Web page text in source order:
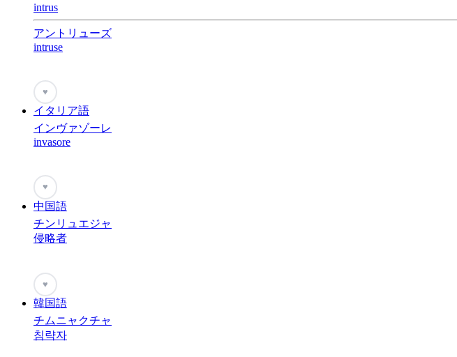
intrus
アントリューズ
intruse
♥
イタリア語
インヴァゾーレ
invasore
♥
中国語
チンリュエジャ
侵略者
♥
韓国語
チムニャクチャ
침략자